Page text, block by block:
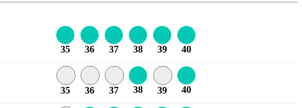
35 36 37 38 39 40
35 36 37 38 39 40